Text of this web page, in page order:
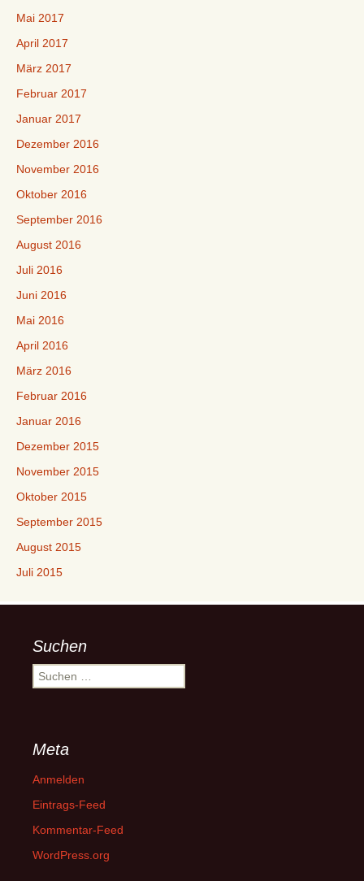
Mai 2017
April 2017
März 2017
Februar 2017
Januar 2017
Dezember 2016
November 2016
Oktober 2016
September 2016
August 2016
Juli 2016
Juni 2016
Mai 2016
April 2016
März 2016
Februar 2016
Januar 2016
Dezember 2015
November 2015
Oktober 2015
September 2015
August 2015
Juli 2015
Suchen
Suchen
nach:
Meta
Anmelden
Eintrags-Feed
Kommentar-Feed
WordPress.org